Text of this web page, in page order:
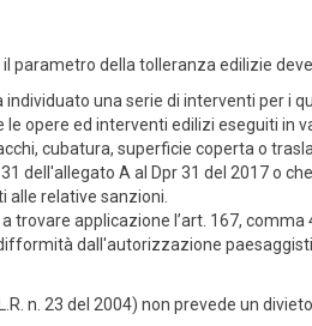
parametro della tolleranza edilizie
individuato una serie di interventi per
le opere ed interventi edilizi eseguiti
cubatura, superficie coperta o
dell'allegato A al Dpr 31 del 2017 o
alle relative sanzioni.
trovare applicazione l’art. 167,
dall'autorizzazione
n. 23 del 2004) non prevede un